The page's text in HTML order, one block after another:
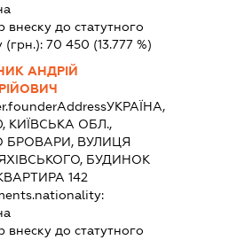
внеску до статутного
(грн.):70 450 (13.777 %)
АНДРІЙ
УКРАЇНА,
КИЇВСЬКА ОБЛ.,
БРОВАРИ, ВУЛИЦЯ
БУДИНОК
142
внеску до статутного